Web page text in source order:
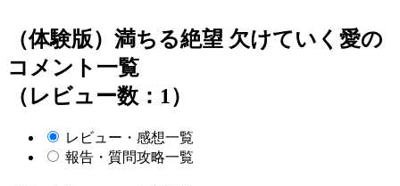
（体験版）満ちる絶望 欠けていく愛の
コメント一覧
（レビュー数：1）
レビュー・感想一覧
報告・質問攻略一覧